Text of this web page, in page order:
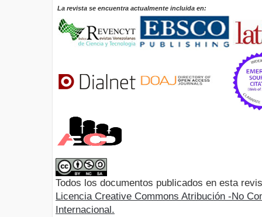
La revista se encuentra actualmente incluida en:
Todos los documentos publicados en esta
Licencia Creative Commons Atribución -No
Internacional.